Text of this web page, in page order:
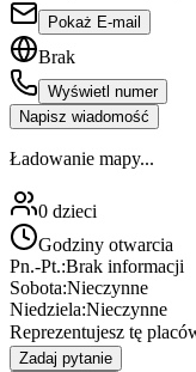
Pokaż E-mail
Brak
Wyświetl numer
Napisz wiadomość
Ładowanie mapy...
0 dzieci
Godziny otwarcia
Pn.-Pt.:Brak informacji
Sobota:Nieczynne
Niedziela:Nieczynne
Reprezentujesz tę
Zadaj pytanie